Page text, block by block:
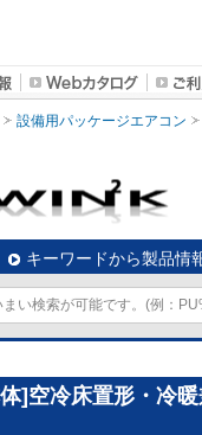
設備用パッケージエアコン
キーワードから製品情
]空冷床置形・冷